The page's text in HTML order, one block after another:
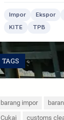
Impor Ekspor
KITE
TPB
TAGS
barang impor
Cukai
customs